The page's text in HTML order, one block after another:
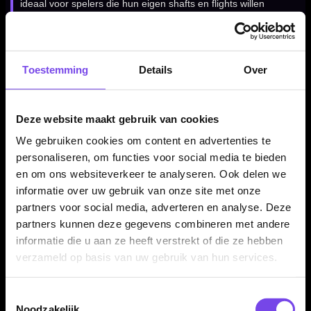
Toestemming Details Over
Deze website maakt gebruik van cookies
We gebruiken cookies om content en advertenties te
personaliseren, om functies voor social media te bieden
en om ons websiteverkeer te analyseren. Ook delen we
informatie over uw gebruik van onze site met onze
partners voor social media, adverteren en analyse. Deze
partners kunnen deze gegevens combineren met andere
informatie die u aan ze heeft verstrekt of die ze hebben
verzameld op basis van uw gebruik van hun services.
ideaal voor spelers die hun eigen shafts en flights willen
gebruiken en de setup precies willen afstemmen op hun eigen
Voor spelers die lengte en controle zoeken
De Loxley Tornado 90% dartpijlen zijn geschikt voor darters
over de dart. Dit maakt de set interessant voor fanatieke
recreatieve spelers en competitiedarters.
Verkrijgbaar in 23 en 25 gram
De Loxley Tornado 90% dartpijlen zijn verkrijgbaar in 23 en 25
gram. Daarmee kun je kiezen tussen twee populaire steeltip